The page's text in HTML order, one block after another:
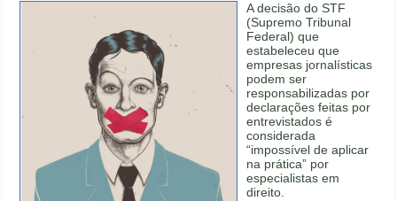
A decisão do STF
(Supremo Tribunal
Federal) que
estabeleceu que
empresas jornalísticas
podem ser
responsabilizadas por
declarações feitas por
entrevistados é
considerada
“impossível de aplicar
na prática” por
especialistas em
direito.